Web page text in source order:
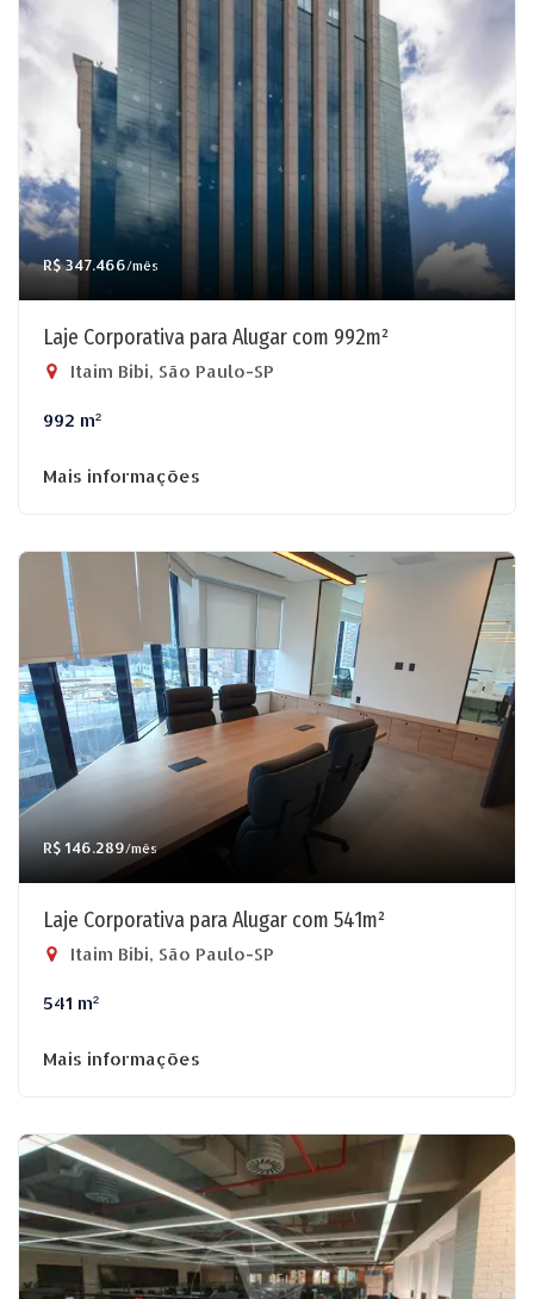
R$ 347.466/mês
Laje Corporativa para Alugar com 992m²
Itaim Bibi, São Paulo-SP
992 m²
Mais informações
R$ 146.289/mês
Laje Corporativa para Alugar com 541m²
Itaim Bibi, São Paulo-SP
541 m²
Mais informações